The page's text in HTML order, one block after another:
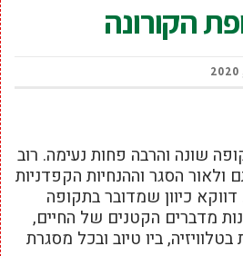
הקורונה
שונה והרבה פחות נעימה. רוב
ולאור הסגר וההנחיות הקפדניות
כיוון שמדובר בתקופה
מדברים הקטנים של החיים,
ביו טיוב ובכל מסגרת